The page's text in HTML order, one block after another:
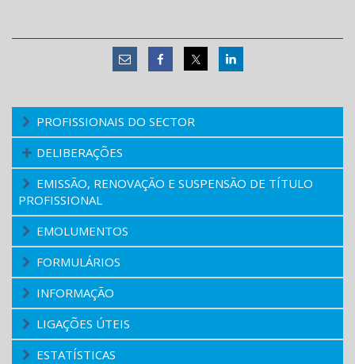
PROFISSIONAIS DO SECTOR
DELIBERAÇÕES
EMISSÃO, RENOVAÇÃO E SUSPENSÃO DE TÍTULO
PROFISSIONAL
EMOLUMENTOS
FORMULÁRIOS
INFORMAÇÃO
LIGAÇÕES ÚTEIS
ESTATÍSTICAS